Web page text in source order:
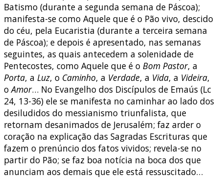
Batismo (durante a segunda semana de Páscoa);
manifesta-se como Aquele que é o Pão vivo, descido
do céu, pela Eucaristia (durante a terceira semana
de Páscoa); e depois é apresentado, nas semanas
seguintes, as quais antecedem a solenidade de
Pentecostes, como Aquele que é o Bom Pastor, a
Porta, a Luz, o Caminho, a Verdade, a Vida, a Videira,
oAmor… No Evangelho dos Discípulos de Emaús (Lc
24, 13-36) ele se manifesta no caminhar ao lado dos
desiludidos do messianismo triunfalista, que
retornam desanimados de Jerusalém; faz arder o
coração na explicação das Sagradas Escrituras que
fazem o prenúncio dos fatos vividos; revela-se no
partir do Pão; se faz boa notícia na boca dos que
anunciam aos demais que ele está ressuscitado…